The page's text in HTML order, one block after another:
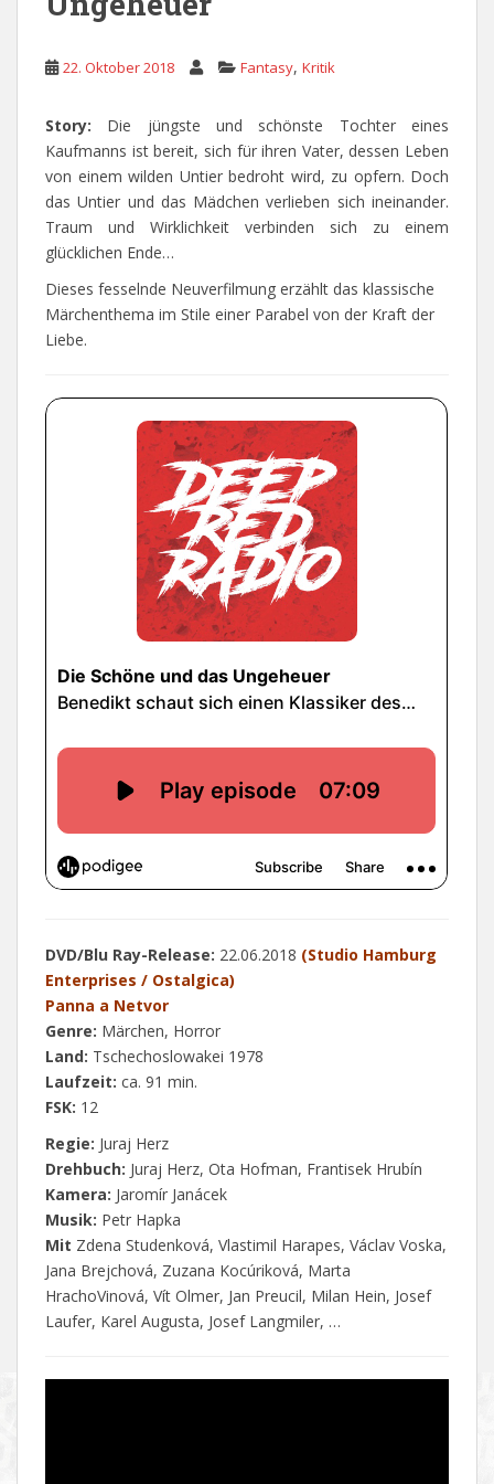
22. Oktober 2018 Fantasy, Kritik
Story: Die jüngste und schönste Tochter eines
Kaufmanns ist bereit, sich für ihren Vater, dessen Leben
von einem wilden Untier bedroht wird, zu opfern. Doch
das Untier und das Mädchen verlieben sich ineinander.
Traum und Wirklichkeit verbinden sich zu einem
glücklichen Ende…
Dieses fesselnde Neuverfilmung erzählt das klassische
Märchenthema im Stile einer Parabel von der Kraft der
Liebe.
DVD/Blu Ray-Release: 22.06.2018 (Studio Hamburg
Enterprises / Ostalgica)
Panna a Netvor
Genre: Märchen, Horror
Land: Tschechoslowakei 1978
Laufzeit: ca. 91 min.
FSK: 12
Regie: Juraj Herz
Drehbuch: Juraj Herz, Ota Hofman, Frantisek Hrubín
Kamera: Jaromír Janácek
Musik: Petr Hapka
Mit Zdena Studenková, Vlastimil Harapes, Václav Voska,
Jana Brejchová, Zuzana Kocúriková, Marta
HrachoVinová, Vít Olmer, Jan Preucil, Milan Hein, Josef
Laufer, Karel Augusta, Josef Langmiler, …